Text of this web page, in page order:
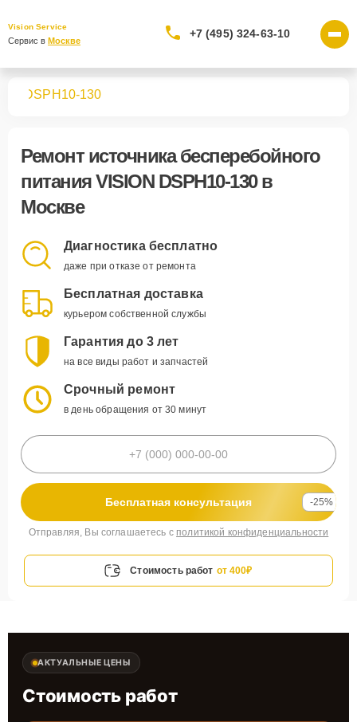
Vision Service
Сервис в Москве
+7 (495) 324-63-10
DSPH10-130
Ремонт источника бесперебойного
питания VISION DSPH10-130в
Москве
Диагностика бесплатно
даже при отказе от ремонта
Бесплатная доставка
курьером собственной службы
Гарантия до 3 лет
на все виды работ и запчастей
Срочный ремонт
в день обращения от 30 минут
Бесплатная консультация -25%
Отправляя, Вы соглашаетесь с политикой конфиденциальности
Стоимость работ от 400₽
АКТУАЛЬНЫЕ ЦЕНЫ
Стоимость работ